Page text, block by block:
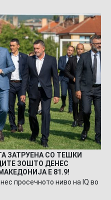
ЗАТРУЕНА СО ТЕШКИ
ЗОШТО ДЕНЕС
Е 81.9!
просечното ниво на IQ во